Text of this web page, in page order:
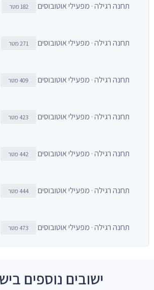
תחנה רגילה · מפעילי אוטובוסים 182 מטר
תחנה רגילה · מפעילי אוטובוסים 271 מטר
תחנה רגילה · מפעילי אוטובוסים 409 מטר
תחנה רגילה · מפעילי אוטובוסים 423 מטר
תחנה רגילה · מפעילי אוטובוסים 442 מטר
תחנה רגילה · מפעילי אוטובוסים 444 מטר
תחנה רגילה · מפעילי אוטובוסים 473 מטר
ישובים נוספים